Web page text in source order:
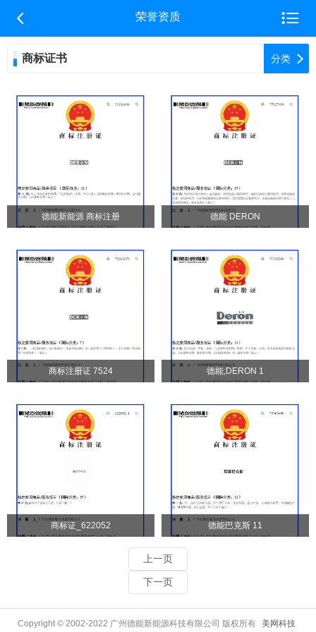
 荣誉资质 
商标证书 分类 
德能新能源 商标注册 德能 DERON
商标注册证 7524 德能;DERON 1
商标证_622052 德能巴克斯 11
上一页
下一页
Copyright © 2002-2022 广州德能新能源科技有限公司 版权所有 美网科技